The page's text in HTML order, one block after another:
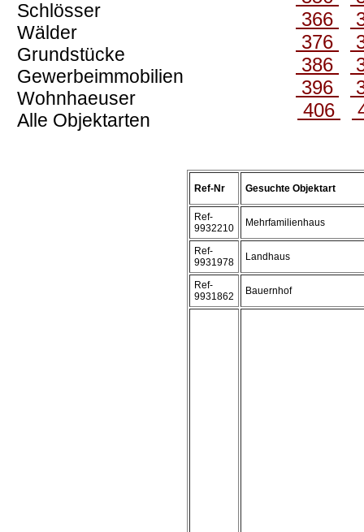
Schlösser
Wälder
Grundstücke
Gewerbeimmobilien
Wohnhaeuser
Alle Objektarten
366
376
386
396
406
Ref-Nr Gesuchte Objektart
Ref-
9932210
Mehrfamilienhaus
Ref-
9931978
Landhaus
Ref-
9931862
Bauernhof